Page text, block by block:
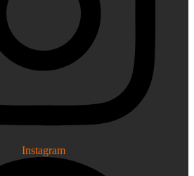
Instagram